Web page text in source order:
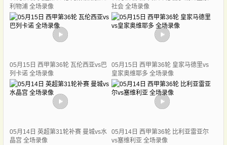
利物浦 全场录像
社会 全场录像
05月15日 西甲第36轮 瓦伦西亚vs巴
列卡诺 全场录像
05月15日 西甲第36轮 皇家马德里vs
皇家奥维耶多 全场录像
05月14日 英超第31轮补赛 曼城vs水
晶宫 全场录像
05月14日 西甲第36轮 比利亚雷亚尔
vs塞维利亚 全场录像